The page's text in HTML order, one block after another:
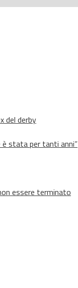
del derby
è stata per tanti anni”
essere terminato